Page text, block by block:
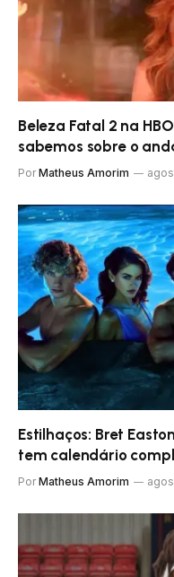
Beleza Fatal 2 na
sabemos sobre o
Por Matheus Amorim
Estilhaços: Bret
tem calendário
Por Matheus Amorim